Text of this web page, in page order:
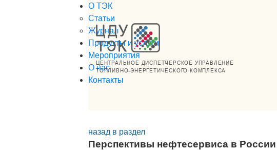
ЦЕНТРАЛЬНОЕ ДИСПЕТЧЕРСКОЕ УПРАВЛЕНИЕ
ТОПЛИВНО-ЭНЕРГЕТИЧЕСКОГО КОМПЛЕКСА
О ТЭК
Статьи
Журнал
Продукты и услуги
Мероприятия
О нас
Контакты
назад в раздел
Перспективы нефтесервиса в России